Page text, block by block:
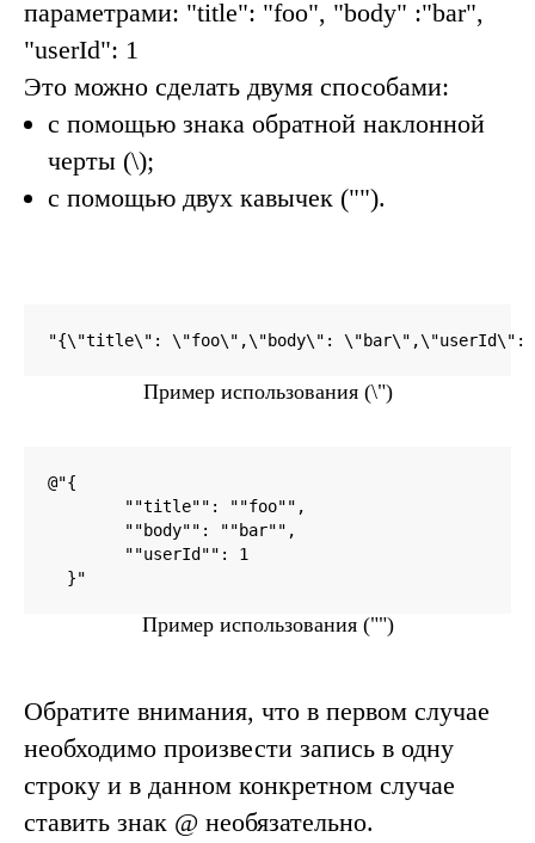
параметрами: "title": "foo", "body" :"bar",
"userId": 1
Это можно сделать двумя способами:
с помощью знака обратной наклонной
черты (\);
с помощью двух кавычек ("").
"{\"title\": \"foo\",\"body\": \"bar\",\"userId\":
Пример использования (\")
@"{
  }"
Пример использования ("")
Обратите внимания, что в первом случае
необходимо произвести запись в одну
строку и в данном конкретном случае
ставить знак @ необязательно.